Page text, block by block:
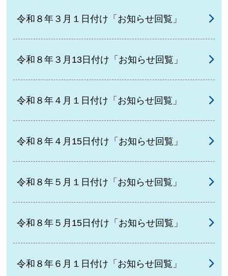
令和８年３月１日付け「お知らせ回覧」
令和８年３月13日付け「お知らせ回覧」
令和８年４月１日付け「お知らせ回覧」
令和８年４月15日付け「お知らせ回覧」
令和８年５月１日付け「お知らせ回覧」
令和８年５月15日付け「お知らせ回覧」
令和８年６月１日付け「お知らせ回覧」